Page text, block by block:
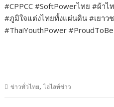
#CPPCC #SoftPowerไทย #ผ้าไ
#ภูมิใจแต่งไทยทั้งแผ่นดิน #เยาว
#ThaiYouthPower
ข่าวทั่วไทย,ไฮไลท์ข่าว